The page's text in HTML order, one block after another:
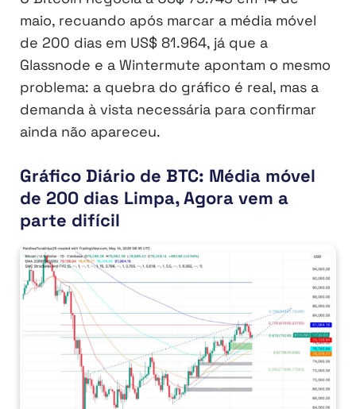
maio, recuando após marcar a média móvel
de 200 dias em US$ 81.964, já que a
Glassnode e a Wintermute apontam o mesmo
problema: a quebra do gráfico é real, mas a
demanda à vista necessária para confirmar
ainda não apareceu.
Gráfico Diário de BTC: Média móvel
de 200 dias Limpa, Agora vem a
parte difícil